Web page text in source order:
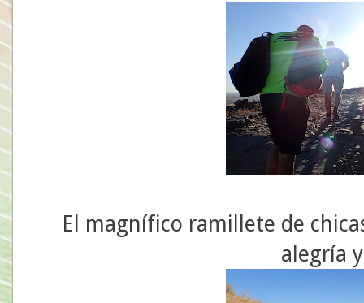
El magnífico ramillete de
alegría